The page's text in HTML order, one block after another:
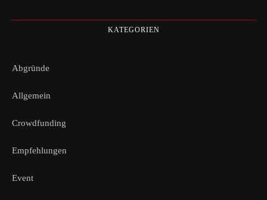
KATEGORIEN
Abgründe
Allgemein
Crowdfunding
Empfehlungen
Event